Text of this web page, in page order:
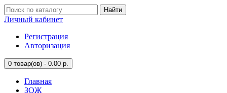
Найти
Личный кабинет
Регистрация
Авторизация
0 товар(ов) - 0.00 р.
Главная
ЗОЖ